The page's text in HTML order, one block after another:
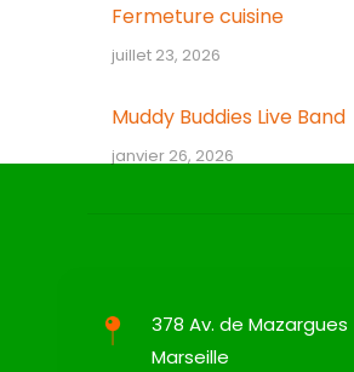
Fermeture cuisine
juillet 23, 2026
Muddy Buddies Live Band
janvier 26, 2026
378 Av. de Mazargues
Marseille